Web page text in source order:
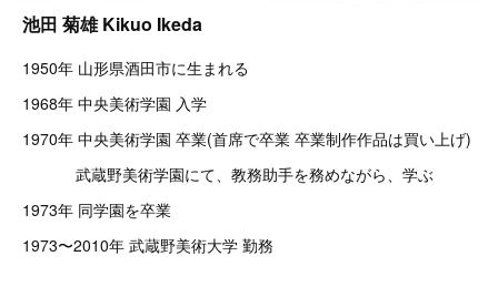
池田 菊雄 Kikuo Ikeda
1950年 山形県酒田市に生まれる
1968年 中央美術学園 入学
1970年 中央美術学園 卒業(首席で卒業 卒業制作作品は買い上げ)
武蔵野美術学園にて、教務助手を務めながら、学ぶ
1973年 同学園を卒業
1973〜2010年 武蔵野美術大学 勤務